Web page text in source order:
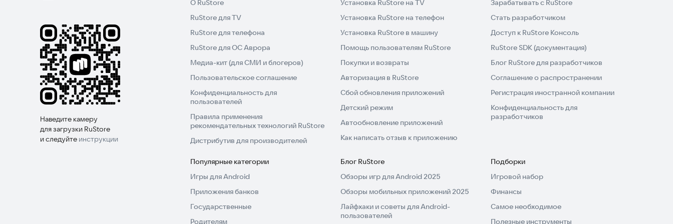
Скачайте и играйте в эту лучшую игру про вертолеты ВВС Индии, чтобы уничтожить врага вашей
страны. Попробуйте симулятор прямо сейчас.
Наведите камеру
для загрузки RuStore
и следуйте инструкции
О RuStore
RuStore для TV
RuStore для телефона
RuStore для ОС Аврора
Медиа-кит (для СМИ и блогеров)
Пользовательское соглашение
Конфиденциальность для
пользователей
Правила применения
рекомендательных технологий RuStore
Дистрибутив для производителей
Установка RuStore на TV
Установка RuStore на телефон
Установка RuStore в машину
Помощь пользователям RuStore
Покупки и возвраты
Авторизация в RuStore
Сбой обновления приложений
Детский режим
Автообновление приложений
Как написать отзыв к приложению
Зарабатывать с RuStore
Стать разработчиком
Доступ к RuStore Консоль
RuStore SDK (документация)
Блог RuStore для разработчиков
Соглашение о распространении
Регистрация иностранной компании
Конфиденциальность для
разработчиков
Популярные категории
Игры для Android
Приложения банков
Государственные
Родителям
Блог RuStore
Обзоры игр для Android 2025
Обзоры мобильных приложений 2025
Лайфхаки и советы для Android-
пользователей
Подборки
Игровой набор
Финансы
Самое необходимое
Полезные инструменты